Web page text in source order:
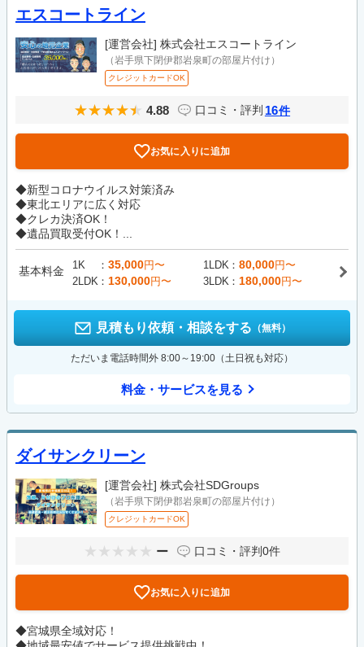
エスコートライン
[運営会社] 株式会社エスコートライン
（岩手県下閉伊郡岩泉町の部屋片付け）
クレジットカードOK
4.88 口コミ・評判 16件
お気に入りに追加
◆新型コロナウイルス対策済み
◆東北エリアに広く対応
◆クレカ決済OK！
◆遺品買取受付OK！...
基本料金 1K 35,000円〜 1LDK 80,000円〜
2LDK
130,000円〜 3LDK 180,000円〜
見積もり依頼・相談をする （無料）
ただいま電話時間外 8:00～19:00（土日祝も対応）
料金・サービスを見る
ダイサンクリーン
[運営会社] 株式会社SDGroups
（岩手県下閉伊郡岩泉町の部屋片付け）
クレジットカードOK
ー 口コミ・評判0件
お気に入りに追加
◆宮城県全域対応！